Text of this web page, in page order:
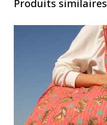
Produits similaires